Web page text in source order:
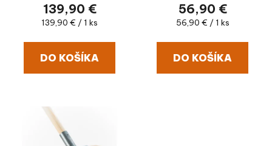
139,90 €
Jednotková cena:
139,90 € / 1 ks
DO KOŠÍKA
56,90 €
Jednotková cena:
56,90 € / 1 ks
DO KOŠÍKA